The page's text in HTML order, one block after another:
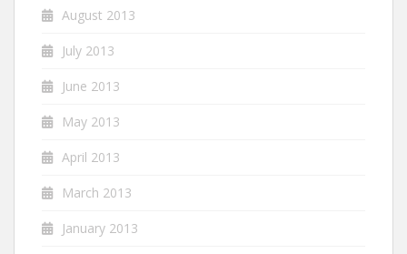
August 2013
July 2013
June 2013
May 2013
April 2013
March 2013
January 2013